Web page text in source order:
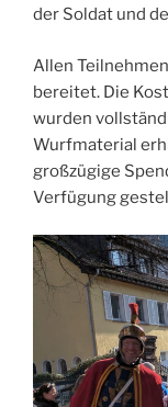
der Soldat und
Allen
bereitet. Die
wurden
Wurfmaterial
großzügige
Verfügung